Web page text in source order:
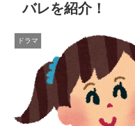
バレを紹介！
ドラマ